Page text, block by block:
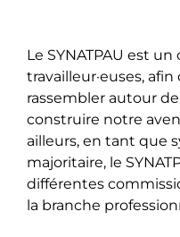
Le SYNATPAU est
travailleur·euses,
rassembler autour
construire notre
ailleurs, en tant que
majoritaire, le
différentes
la branche